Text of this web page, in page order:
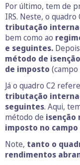
Por último, tem de
IRS. Neste, o
tributação
bem como ao
e seguintes.
método de isenção
de imposto (campo
Já o quadro C2
tributação
seguintes. Aqui,
método de isenção
imposto no campo
Note, tanto o
rendimentos